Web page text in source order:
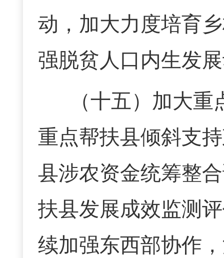
动，加大力度培育
强脱贫人口内生发
（十五） 加大重
重点帮扶县倾斜支
县涉农资金统筹整
扶县发展成效监测
续加强东西部协作